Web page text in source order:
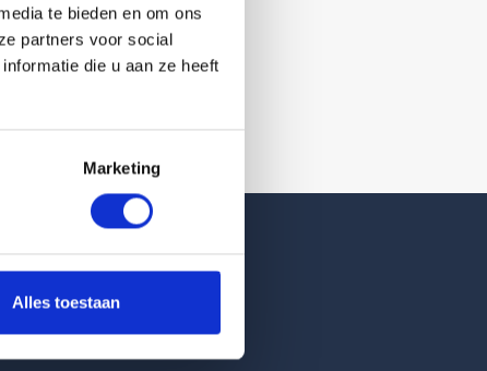
te bieden en om ons
partners voor social
die u aan ze heeft
Marketing
Alles toestaanReviews